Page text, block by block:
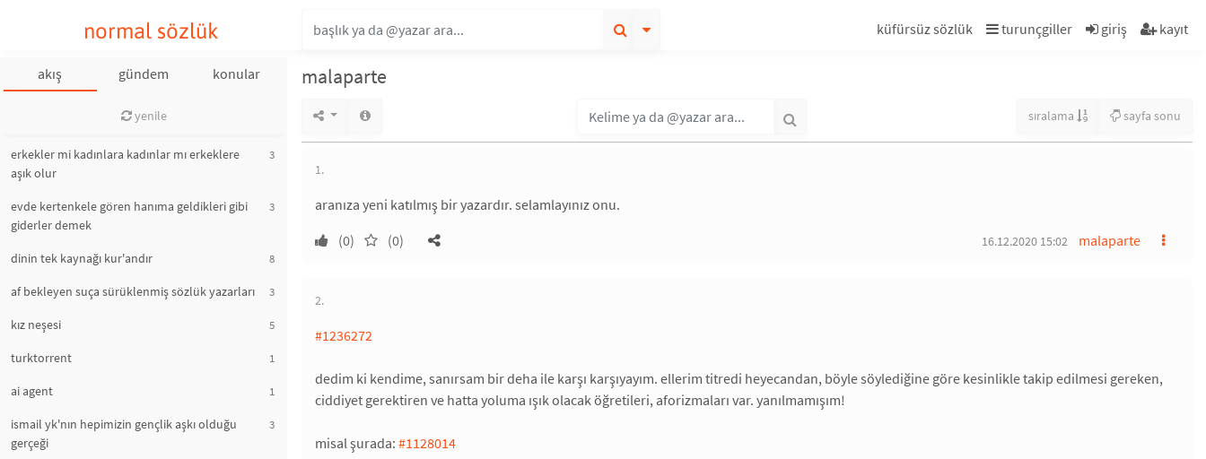
normal sözlük küfürsüz sözlük turunçgiller giriş kayıt
akış gündem konular
yenile
erkekler mi kadınlara kadınlar mı erkeklere
aşık olur
3
evde kertenkele gören hanıma geldikleri gibi
giderler demek
3
dinin tek kaynağı kur'andır 8
af bekleyen suça sürüklenmiş sözlük yazarları 3
kız neşesi 5
turktorrent 1
ai agent 1
ismail yk'nın hepimizin gençlik aşkı olduğu
gerçeği
3
malaparte
sıralama sayfa sonu
1.
aranıza yeni katılmış bir yazardır. selamlayınız onu.
(0)
(0) malaparte
16.12.2020 15:02
2.
#1236272
dedim ki kendime, sanırsam bir deha ile karşı karşıyayım. ellerim titredi heyecandan, böyle söylediğine göre kesinlikle takip edilmesi gereken,
ciddiyet gerektiren ve hatta yoluma ışık olacak öğretileri, aforizmaları var. yanılmamışım!
misal şurada: #1128014